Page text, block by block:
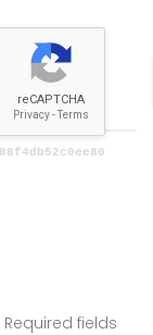
Required fields